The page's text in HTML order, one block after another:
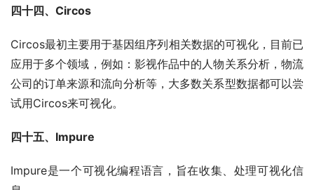
四十四、Circos
Circos最初主要用于基因组序列相关数据的可视化，目前已
应用于多个领域，例如：影视作品中的人物关系分析，物流
公司的订单来源和流向分析等，大多数关系型数据都可以尝
试用Circos来可视化。
四十五、Impure
Impure是一个可视化编程语言，旨在收集、处理可视化信